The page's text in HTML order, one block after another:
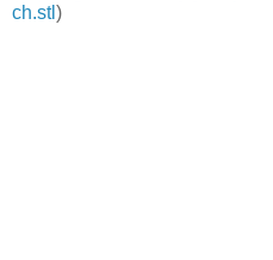
ch.stl)